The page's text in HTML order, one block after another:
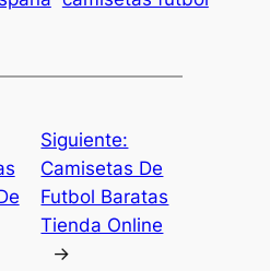
Siguiente:
Camisetas De
Futbol Baratas
Tienda Online
→